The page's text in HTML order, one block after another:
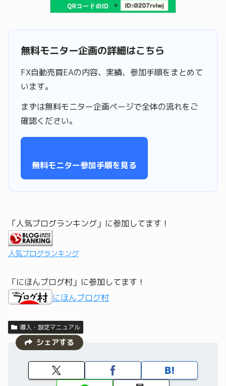
無料モニター企画の詳細はこちら
FX自動売買EAの内容、実績、参加手順をまとめて
います。
まずは無料モニター企画ページで全体の流れをご
確認ください。
無料モニター参加手順を見る
「人気ブログランキング」に参加してます！
人気ブログランキング
「にほんブログ村」に参加してます！
にほんブログ村
導入・設定マニュアル
シェアする